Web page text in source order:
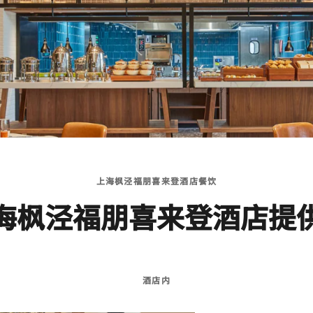
上海枫泾福朋喜来登酒店餐饮
枫泾福朋喜来登酒店提
酒店内